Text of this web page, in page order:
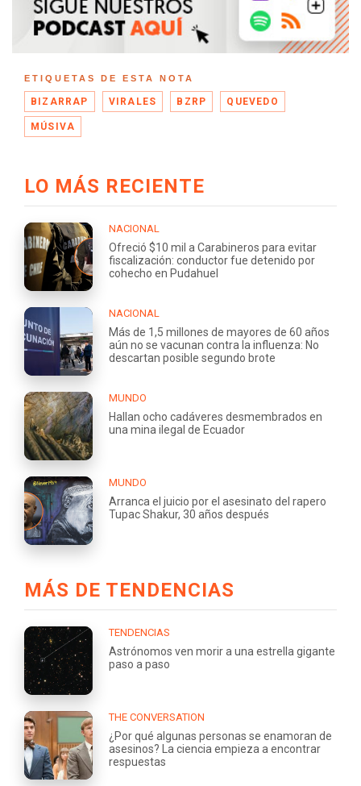
ETIQUETAS DE ESTA NOTA
BIZARRAP VIRALES BZRP QUEVEDO
MÚSIVA
LO MÁS RECIENTE
NACIONAL
Ofreció $10 mil a Carabineros para evitar
fiscalización: conductor fue detenido por
cohecho en Pudahuel
NACIONAL
Más de 1,5 millones de mayores de 60 años
aún no se vacunan contra la influenza: No
descartan posible segundo brote
MUNDO
Hallan ocho cadáveres desmembrados en
una mina ilegal de Ecuador
MUNDO
Arranca el juicio por el asesinato del rapero
Tupac Shakur, 30 años después
MÁS DE TENDENCIAS
TENDENCIAS
Astrónomos ven morir a una estrella gigante
paso a paso
THE CONVERSATION
¿Por qué algunas personas se enamoran de
asesinos? La ciencia empieza a encontrar
respuestas